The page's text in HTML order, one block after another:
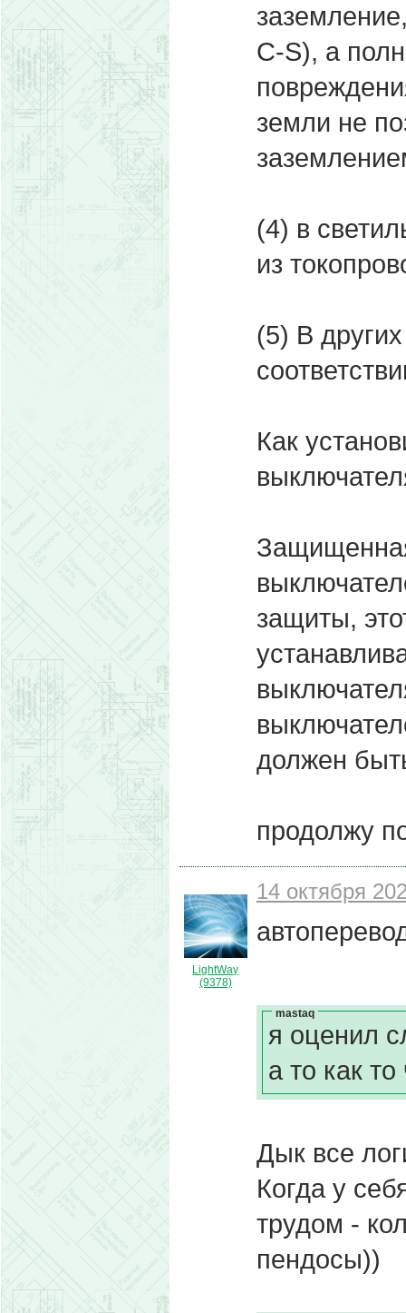
C-S), а
земли не
(4) в
из
(5) В
Как
защиты,
должен
продолжу
LightWay
(9378)
14 октября
mastaq
я оценил
а то как
Дык все
Когда у
трудом -
пендосы))